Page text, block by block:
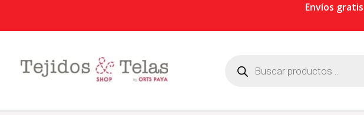
Envíos gratis